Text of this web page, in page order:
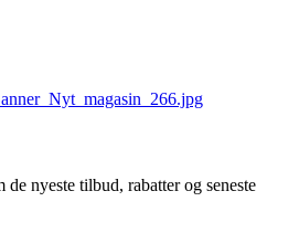
nyeste tilbud, rabatter og seneste